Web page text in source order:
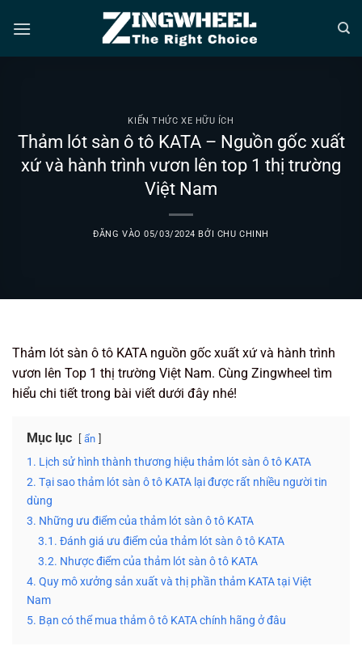
qua
KIẾN THỨC XE HỮU ÍCH
Thảm lót sàn ô tô KATA – Nguồn gốc xuất
xứ và hành trình vươn lên top 1 thị trường
Việt Nam
ĐĂNG VÀO05/03/2024 BỞI CHU CHINH
Thảm lót sàn ô tô KATA nguồn gốc xuất xứ và hành trình
vươn lên Top 1 thị trường Việt Nam. Cùng Zingwheel tìm
hiểu chi tiết trong bài viết dưới đây nhé!
Mục lục ẩn
1. Lịch sử hình thành thương hiệu thảm lót sàn ô tô KATA
2. Tại sao thảm lót sàn ô tô KATA lại được rất nhiều người tin
dùng
3. Những ưu điểm của thảm lót sàn ô tô KATA
3.1. Đánh giá ưu điểm của thảm lót sàn ô tô KATA
3.2. Nhược điểm của thảm lót sàn ô tô KATA
4. Quy mô xưởng sản xuất và thị phần thảm KATA tại Việt
Nam
5. Bạn có thể mua thảm ô tô KATA chính hãng ở đâu